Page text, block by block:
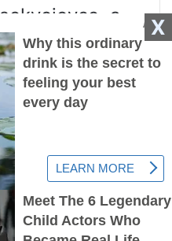
X
a
obvodu
tvoří kruh.
genetický
je stejný u
ze kterého
klony!